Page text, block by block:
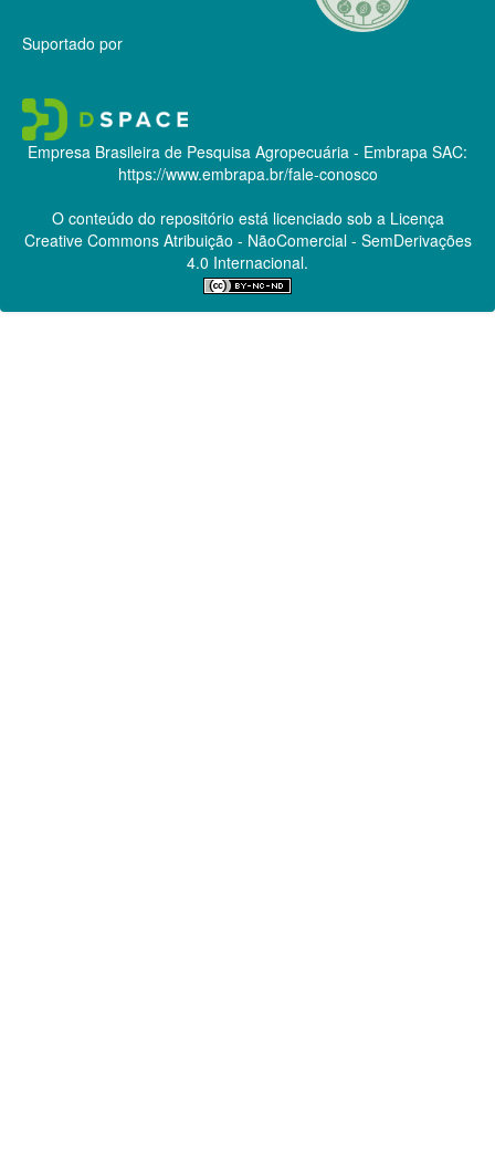
Suportado por
Empresa Brasileira de Pesquisa Agropecuária - Embrapa SAC:
https://www.embrapa.br/fale-conosco
O conteúdo do repositório está licenciado sob a Licença
Creative CommonsAtribuição - NãoComercial - SemDerivações
4.0 Internacional.